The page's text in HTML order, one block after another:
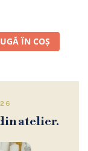
ÎN COȘ
atelier.